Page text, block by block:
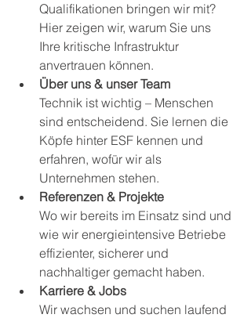
Qualifikationen bringen wir mit?
Hier zeigen wir, warum Sie uns
Ihre kritische Infrastruktur
anvertrauen können.
Über uns & unser Team
Technik ist wichtig – Menschen
sind entscheidend. Sie lernen die
Köpfe hinter ESF kennen und
erfahren, wofür wir als
Unternehmen stehen.
Referenzen & Projekte
Wo wir bereits im Einsatz sind und
wie wir energieintensive Betriebe
effizienter, sicherer und
nachhaltiger gemacht haben.
Karriere & Jobs
Wir wachsen und suchen laufend